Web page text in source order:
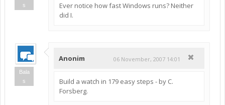
s
Ever notice how fast Windows runs? Neither
did I.
Bala
s
Anonim 06 November, 2007 14:01
Build a watch in 179 easy steps - by C.
Forsberg.